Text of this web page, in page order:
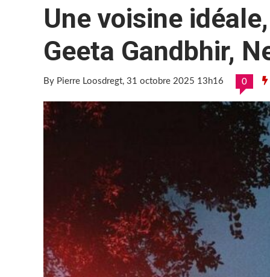
Une voisine
Geeta Gandbhir,
By Pierre Loosdregt, 31 octobre 2025 13h16 0